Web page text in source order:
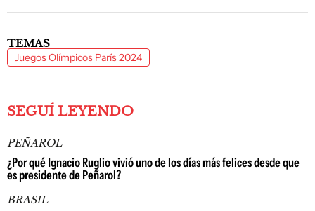
TEMAS
Juegos Olímpicos París 2024
SEGUÍ LEYENDO
PEÑAROL
¿Por qué Ignacio Ruglio vivió uno de los días más felices desde que
es presidente de Peñarol?
BRASIL